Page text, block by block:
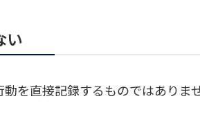
い
を直接記録するものではありま